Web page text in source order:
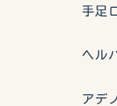
手足口病・
ヘルパンギ
アデノウイ